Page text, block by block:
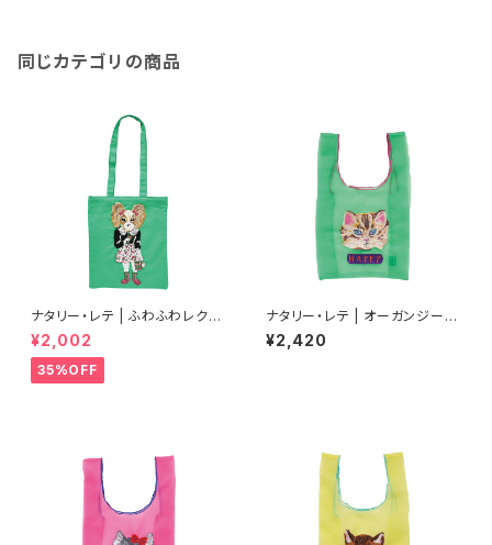
同じカテゴリの商品
ナタリー・レテ | ふわふわレクタ
ングルトートバッグ ドッグ | Fluf
fy Rectangle tote bag Dog
¥2,002
35%OFF
ナタリー・レテ | オーガンジーバ
ッグ S ブルーアイ | Organdy
Bag S Blue eye
¥2,420